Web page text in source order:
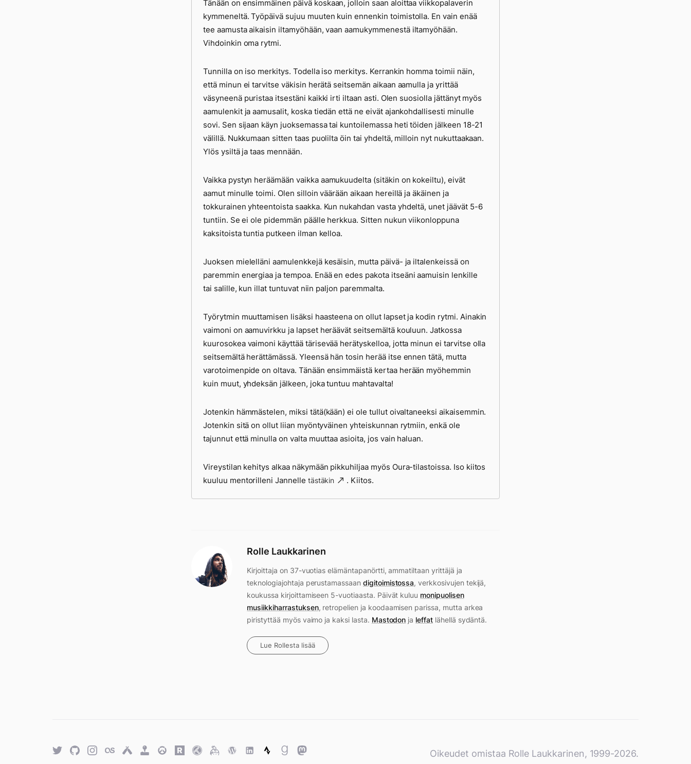
Tänään on ensimmäinen päivä koskaan, jolloin saan aloittaa viikkopalaverin
kymmeneltä. Työpäivä sujuu muuten kuin ennenkin toimistolla. En vain enää
tee aamusta aikaisin iltamyöhään, vaan aamukymmenestä iltamyöhään.
Vihdoinkin oma rytmi.
Tunnilla on iso merkitys. Todella iso merkitys. Kerrankin homma toimii näin,
että minun ei tarvitse väkisin herätä seitsemän aikaan aamulla ja yrittää
väsyneenä puristaa itsestäni kaikki irti iltaan asti. Olen suosiolla jättänyt myös
aamulenkit ja aamusalit, koska tiedän että ne eivät ajankohdallisesti minulle
sovi. Sen sijaan käyn juoksemassa tai kuntoilemassa heti töiden jälkeen 18-21
välillä. Nukkumaan sitten taas puolilta öin tai yhdeltä, milloin nyt nukuttaakaan.
Ylös ysiltä ja taas mennään.
Vaikka pystyn heräämään vaikka aamukuudelta (sitäkin on kokeiltu), eivät
aamut minulle toimi. Olen silloin väärään aikaan hereillä ja äkäinen ja
tokkurainen yhteentoista saakka. Kun nukahdan vasta yhdeltä, unet jäävät 5-6
tuntiin. Se ei ole pidemmän päälle herkkua. Sitten nukun viikonloppuna
kaksitoista tuntia putkeen ilman kelloa.
Juoksen mielelläni aamulenkkejä kesäisin, mutta päivä- ja iltalenkeissä on
paremmin energiaa ja tempoa. Enää en edes pakota itseäni aamuisin lenkille
tai salille, kun illat tuntuvat niin paljon paremmalta.
Työrytmin muuttamisen lisäksi haasteena on ollut lapset ja kodin rytmi. Ainakin
vaimoni on aamuvirkku ja lapset heräävät seitsemältä kouluun. Jatkossa
kuurosokea vaimoni käyttää tärisevää herätyskelloa, jotta minun ei tarvitse olla
seitsemältä herättämässä. Yleensä hän tosin herää itse ennen tätä, mutta
varotoimenpide on oltava. Tänään ensimmäistä kertaa herään myöhemmin
kuin muut, yhdeksän jälkeen, joka tuntuu mahtavalta!
Jotenkin hämmästelen, miksi tätä(kään) ei ole tullut oivaltaneeksi aikaisemmin.
Jotenkin sitä on ollut liian myöntyväinen yhteiskunnan rytmiin, enkä ole
tajunnut että minulla on valta muuttaa asioita, jos vain haluan.
Vireystilan kehitys alkaa näkymään pikkuhiljaa myös Oura-tilastoissa. Iso kiitos
kuuluu mentorilleni Jannelle tästäkin . Kiitos.
Rolle Laukkarinen
Kirjoittaja on 37-vuotias elämäntapanörtti, ammatiltaan yrittäjä ja
teknologiajohtaja perustamassaan digitoimistossa, verkkosivujen tekijä,
koukussa kirjoittamiseen 5-vuotiaasta. Päivät kuluu monipuolisen
musiikkiharrastuksen, retropelien ja koodaamisen parissa, mutta arkea
piristyttää myös vaimo ja kaksi lasta. Mastodon ja leffatlähellä sydäntä.
Lue Rollesta lisää
TwitterGitHubTwitterLast.fmUntappd
RetroOverwatch
Rawg.ioTraktKeybaseWordPress
WordPress
StravaGoodreads
Mastodon Oikeudet omistaa Rolle Laukkarinen, 1999-2026.